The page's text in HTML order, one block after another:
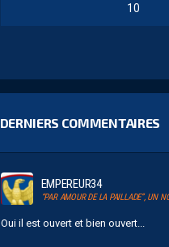
10
DERNIERS COMMENTAIRES
EMPEREUR34
Oui il est ouvert et bien ouvert...